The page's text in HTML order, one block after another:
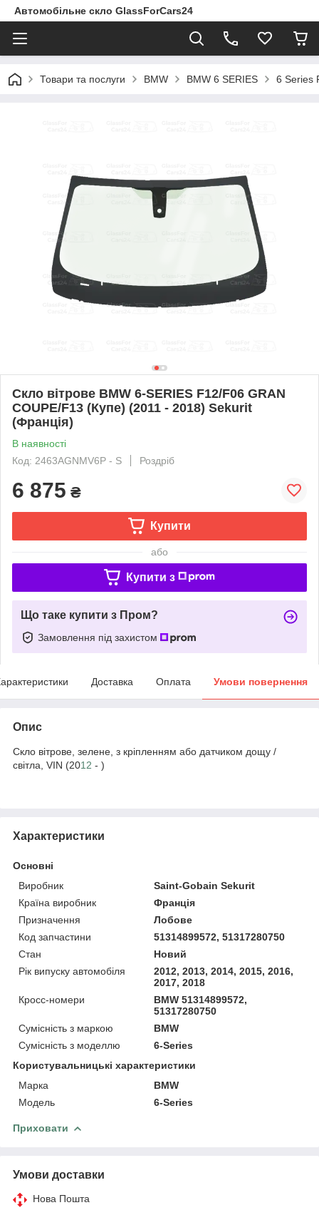
Автомобільне скло GlassForCars24
Товари та послуги BMW BMW 6 SERIES 6 Series
Скло вітрове BMW 6-SERIES F12/F06 GRAN
COUPE/F13 (Купе) (2011 - 2018) Sekurit
(Франція)
В наявності
Код: 2463AGNMV6P - S
Роздріб
6 875 ₴
Купити
або
Купити з
Що таке купити з Пром?
Замовлення під захистом
Доставка Оплата Умови повернення
Опис
Скло вітрове, зелене, з кріпленням або датчиком дощу /
світла, VIN (2012 - )
Характеристики
Основні
Виробник
Saint-Gobain Sekurit
Країна виробник
Франція
Призначення
Лобове
Код запчастини
51314899572, 51317280750
Стан
Новий
Рік випуску автомобіля
2012, 2013, 2014, 2015, 2016,
2017, 2018
Кросс-номери
BMW 51314899572,
51317280750
Сумісність з маркою
BMW
Сумісність з моделлю
6-Series
Користувальницькі характеристики
Марка
BMW
Модель
6-Series
Приховати
Умови доставки
Нова Пошта